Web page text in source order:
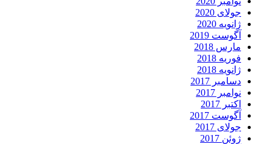
جولای 2020
ژانویه 2020
آگوست 2019
مارس 2018
فوریه 2018
ژانویه 2018
دسامبر 2017
نوامبر 2017
اکتبر 2017
آگوست 2017
جولای 2017
ژوئن 2017